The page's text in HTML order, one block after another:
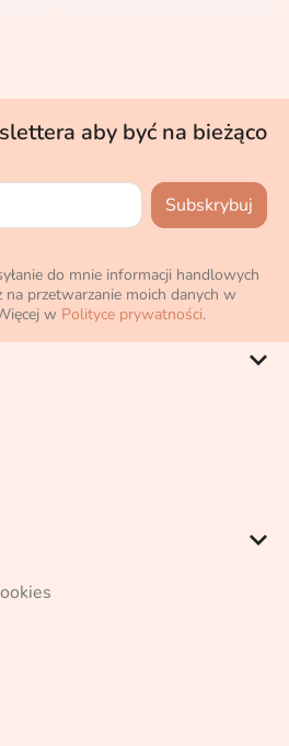
aby być na bieżąco
do mnie informacji handlowych
na przetwarzanie moich danych w
w Polityce prywatności.
keyboard_arrow_down
keyboard_arrow_down